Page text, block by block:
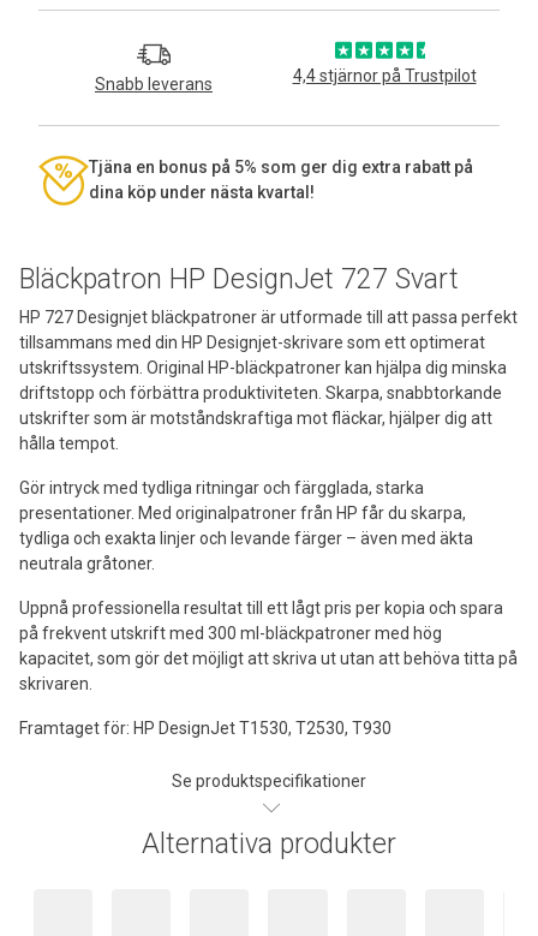
Bläckpatron HP DesignJet 727 Svart
HP 727 Designjet bläckpatroner är utformade till att passa perfekt
tillsammans med din HP Designjet-skrivare som ett optimerat
utskriftssystem. Original HP-bläckpatroner kan hjälpa dig minska
driftstopp och förbättra produktiviteten. Skarpa, snabbtorkande
utskrifter som är motståndskraftiga mot fläckar, hjälper dig att
hålla tempot.
Gör intryck med tydliga ritningar och färgglada, starka
presentationer. Med originalpatroner från HP får du skarpa,
tydliga och exakta linjer och levande färger – även med äkta
neutrala gråtoner.
Uppnå professionella resultat till ett lågt pris per kopia och spara
på frekvent utskrift med 300 ml-bläckpatroner med hög
kapacitet, som gör det möjligt att skriva ut utan att behöva titta på
skrivaren.
Framtaget för: HP DesignJet T1530, T2530, T930
Se produktspecifikationer
Snabb leverans 4,4 stjärnor på Trustpilot
Tjäna en bonus på 5% som ger dig extra rabatt på
dina köp under nästa kvartal!
Alternativa produkter